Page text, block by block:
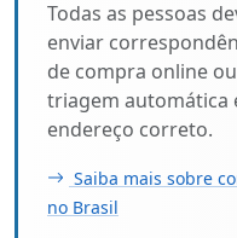
Todas as pessoas
enviar
de compra online
triagem automática
endereço correto.
Saiba mais sobre
no Brasil